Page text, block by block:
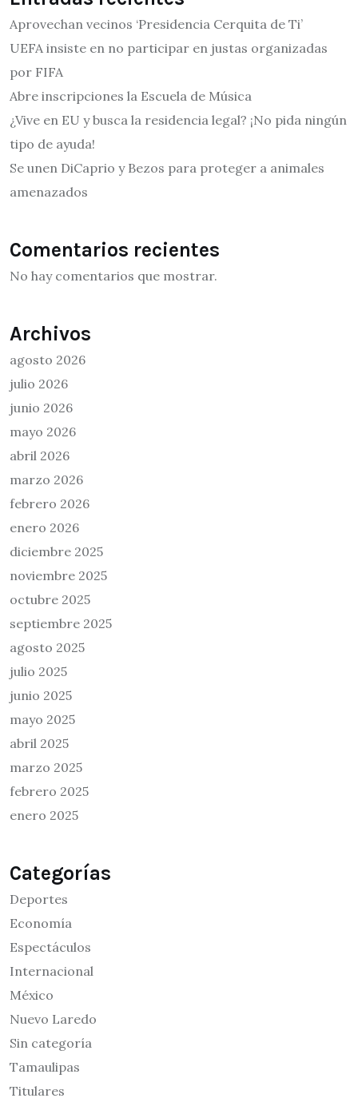
Aprovechan vecinos ‘Presidencia Cerquita de Ti’
UEFA insiste en no participar en justas organizadas
por FIFA
Abre inscripciones la Escuela de Música
¿Vive en EU y busca la residencia legal? ¡No pida ningún
tipo de ayuda!
Se unen DiCaprio y Bezos para proteger a animales
amenazados
Comentarios recientes
No hay comentarios que mostrar.
Archivos
agosto 2026
julio 2026
junio 2026
mayo 2026
abril 2026
marzo 2026
febrero 2026
enero 2026
diciembre 2025
noviembre 2025
octubre 2025
septiembre 2025
agosto 2025
julio 2025
junio 2025
mayo 2025
abril 2025
marzo 2025
febrero 2025
enero 2025
Categorías
Deportes
Economía
Espectáculos
Internacional
México
Nuevo Laredo
Sin categoría
Tamaulipas
Titulares